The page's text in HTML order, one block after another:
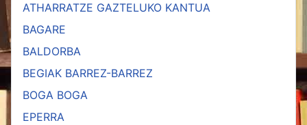
ATHARRATZE GAZTELUKO KANTUA
BAGARE
BALDORBA
BEGIAK BARREZ-BARREZ
BOGA BOGA
EPERRA